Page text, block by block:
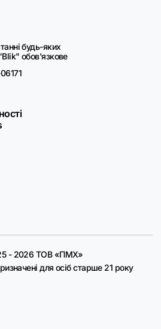
будь-яких
обов'язкове
- 2026 ТОВ «ПМХ»
для осіб старше 21 року